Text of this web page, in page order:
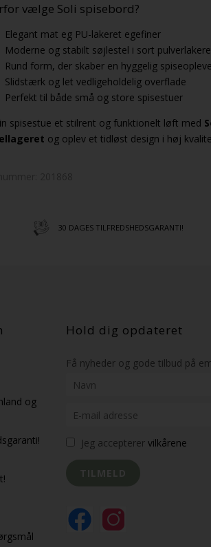
vælge Soli spisebord?
Elegant mat eg PU-lakeret egefiner
Moderne og stabilt søjlestel i sort
Rund form, der skaber en hyggelig
Slidstærk og let vedligeholdelig overflade
Perfekt til både små og store spisestuer
spisestue et stilrent og funktionelt løft med
og oplev et tidløst design i høj
30 DAGES TILFREDSHEDSGARANTI!
og
Hold dig opdateret
Få nyheder og gode tilbud på
Jeg accepterer vilkårene